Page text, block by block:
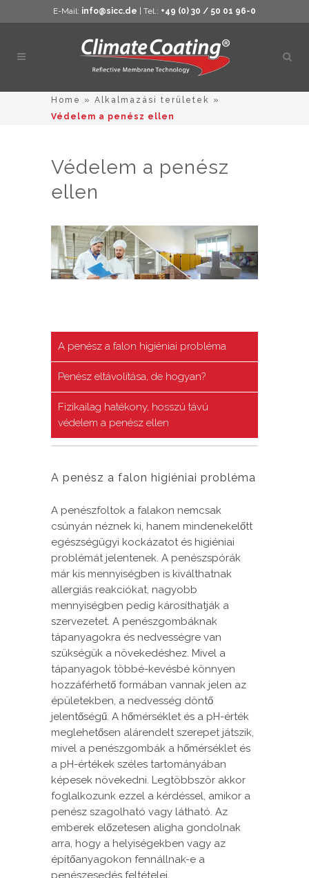
E-Mail: info@sicc.de | Tel.: +49 (0) 30 / 50 01 96-0
Home » Alkalmazási területek »
Védelem a penész ellen
Védelem a penész
ellen
A penész a falon higiéniai probléma
Penész eltávolítása, de hogyan?
Fizikailag hatékony, hosszú távú
védelem a penész ellen
A penész a falon higiéniai probléma
A penészfoltok a falakon nemcsak
csúnyán néznek ki, hanem mindenekelőtt
egészségügyi kockázatot és higiéniai
problémát jelentenek. A penészspórák
már kis mennyiségben is kiválthatnak
allergiás reakciókat, nagyobb
mennyiségben pedig károsíthatják a
szervezetet. A penészgombáknak
tápanyagokra és nedvességre van
szükségük a növekedéshez. Mivel a
tápanyagok többé-kevésbé könnyen
hozzáférhető formában vannak jelen az
épületekben, a nedvesség döntő
jelentőségű. A hőmérséklet és a pH-érték
meglehetősen alárendelt szerepet játszik,
mivel a penészgombák a hőmérséklet és
a pH-értékek széles tartományában
képesek növekedni. Legtöbbször akkor
foglalkozunk ezzel a kérdéssel, amikor a
penész szagolható vagy látható. Az
emberek előzetesen aligha gondolnak
arra, hogy a helyiségekben vagy az
építőanyagokon fennállnak-e a
penészesedés feltételei.